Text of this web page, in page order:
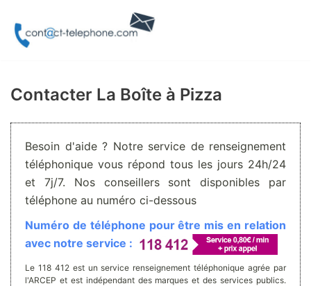
Aller
Contacter La Boîte à Pizza
Besoin d'aide ? Notre service de renseignement
téléphonique vous répond tous les jours 24h/24
et 7j/7. Nos conseillers sont disponibles par
téléphone au numéro ci-dessous
Numéro de téléphone pour être mis en relation
avec notre service :
Le 118 412 est un service renseignement téléphonique agrée par
l'ARCEP et est indépendant des marques et des services publics.